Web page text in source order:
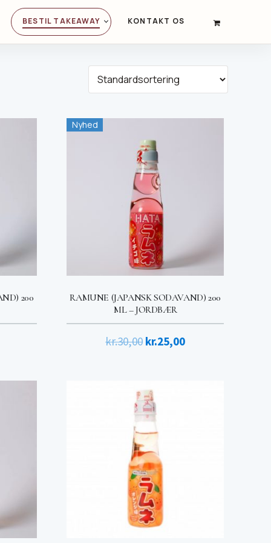
PRIMARY
BESTIL TAKEAWAY KONTAKT OS
200
Nyhed
RAMUNE (JAPANSK SODAVAND) 200
ML – JORDBÆR
kr.30,00 Den
var:
kr.30,00.
kr.25,00Den